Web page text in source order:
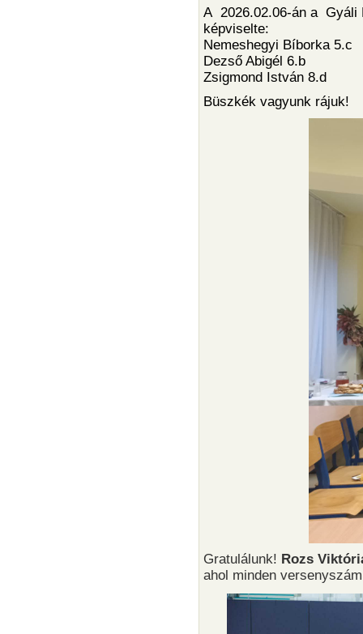
A 2026.02.06-án a Gyáli
képviselte:
Nemeshegyi Bíborka 5.c
Dezső Abigél 6.b
Zsigmond István 8.d
Büszkék vagyunk rájuk!
Gratulálunk! Rozs
ahol minden